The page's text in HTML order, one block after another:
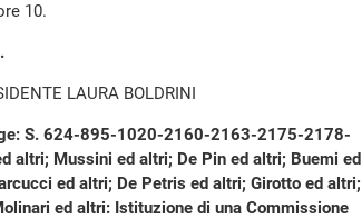
10.
LAURA BOLDRINI
S. 624-895-1020-2160-2163-2175-2178-
Mussini ed altri; De Pin ed altri; Buemi ed
ed altri; De Petris ed altri; Girotto ed altri;
ed altri: Istituzione di una Commissione